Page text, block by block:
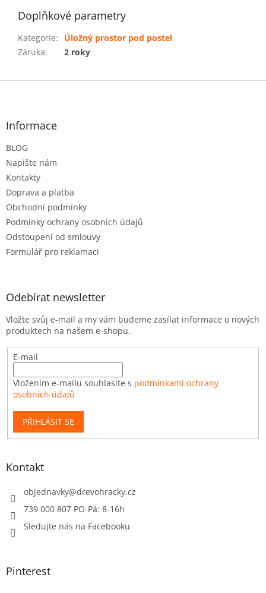
Doplňkové parametry
Kategorie:
Úložný prostor pod postel
Záruka: 2 roky
Z
Informace
BLOG
Napište nám
Kontakty
Doprava a platba
Obchodní podmínky
Podmínky ochrany osobních údajů
Odstoupení od smlouvy
Formulář pro reklamaci
Odebírat newsletter
Vložte svůj e-mail a my vám budeme zasílat informace o nových
produktech na našem e-shopu.
E-mail
Vložením e-mailu souhlasíte s podmínkami ochrany
osobních údajů
PŘIHLÁSIT SE
Kontakt
objednavky@drevohracky.cz
739 000 807 PO-Pá: 8-16h
Sledujte nás na Facebooku
Pinterest